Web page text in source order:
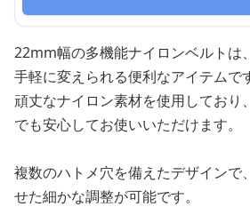
22mm幅の多機能ナイロンベルトは
手軽に変えられる便利なアイテムで
頑丈なナイロン素材を使用しており
でも安心してお使いいただけます。
複数のハトメ穴を備えたデザインで
せた細かな調整が可能です。